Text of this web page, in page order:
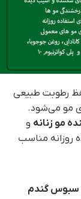
رطوبت طبیعی
مو می‌شود.
مو زنانه و
روزانه مناسب
سبوس گندم